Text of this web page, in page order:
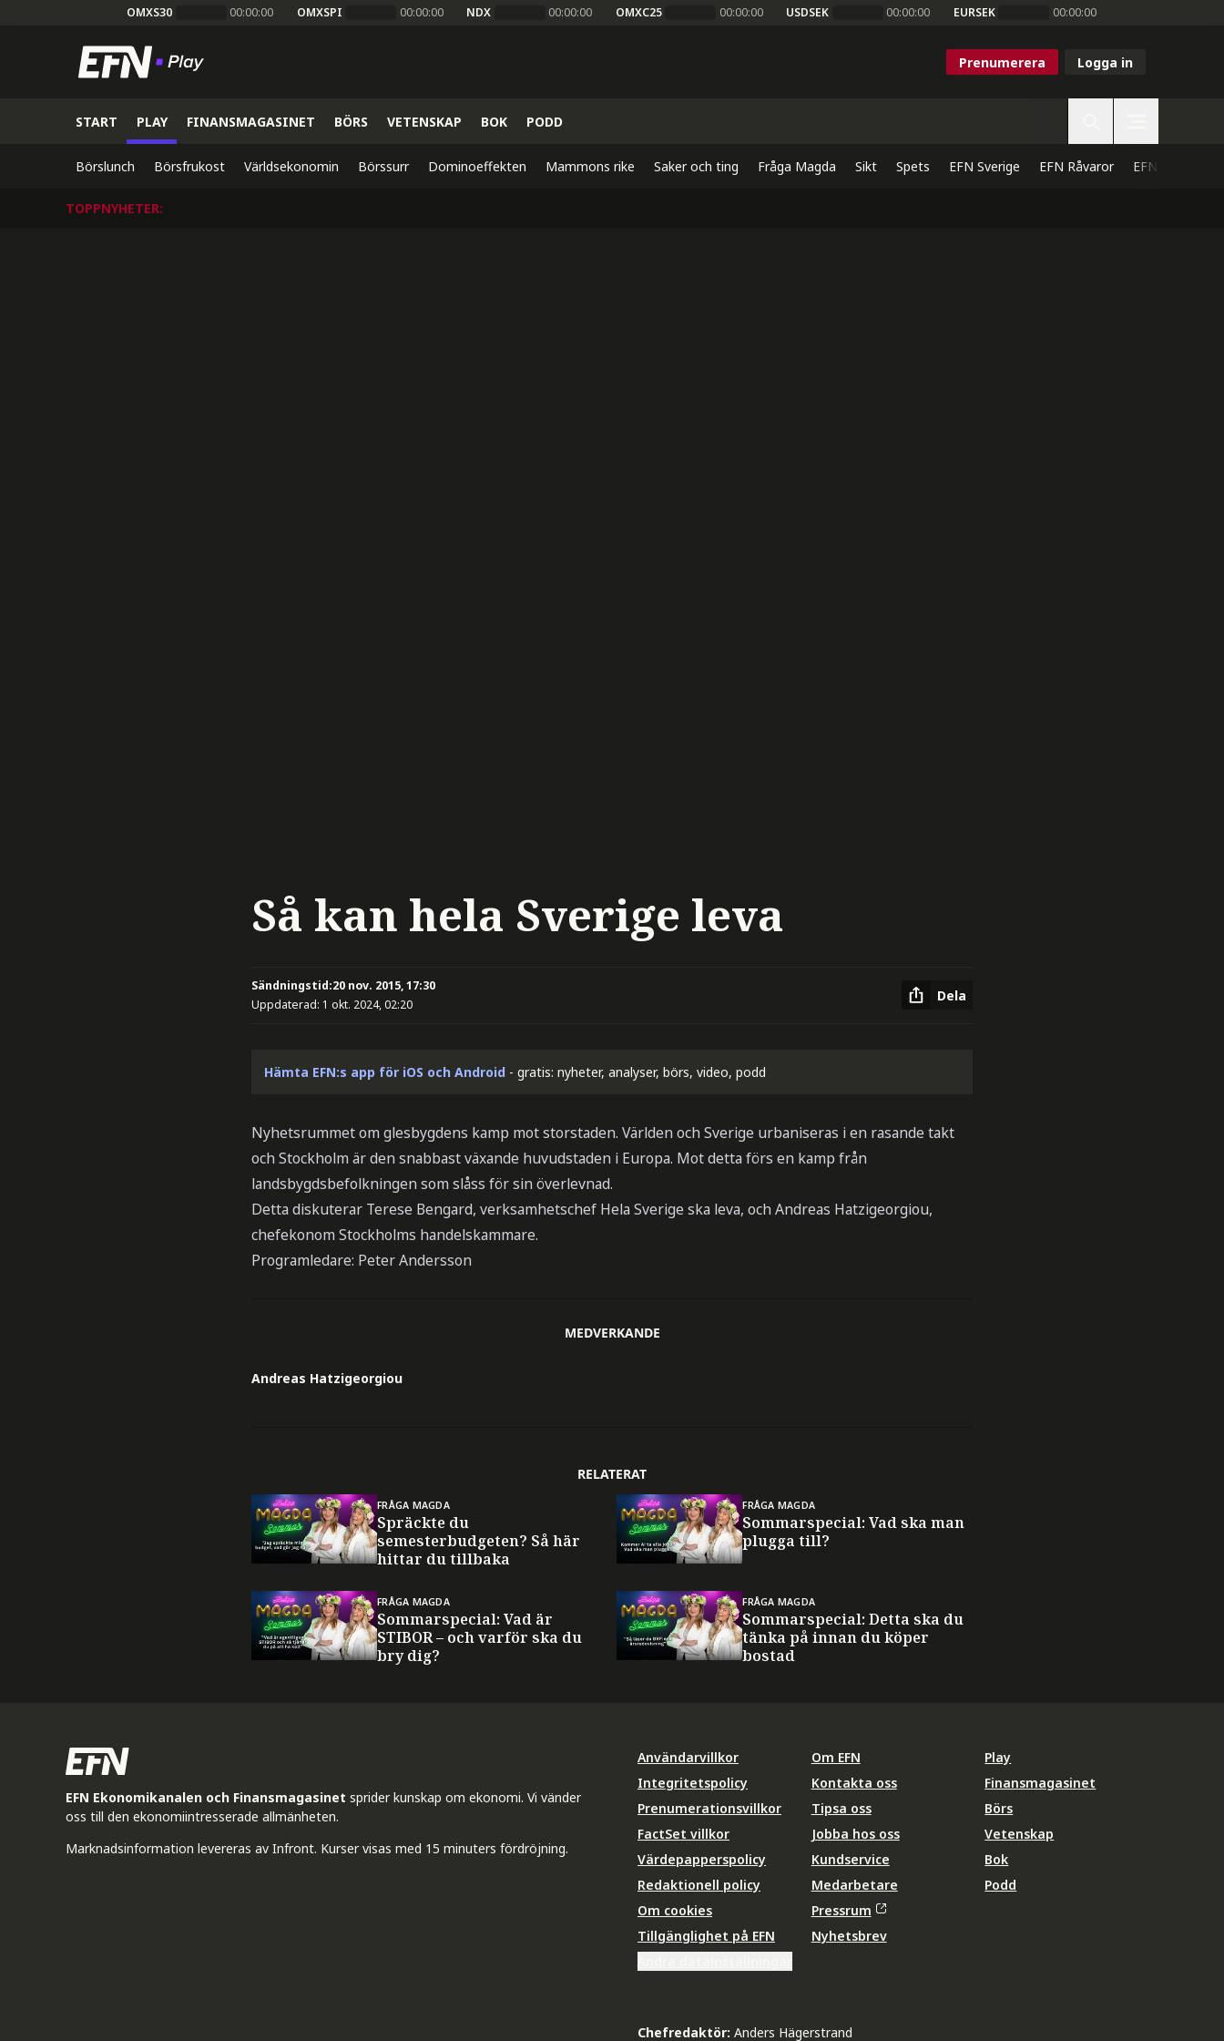
OMXS30 00:00:00 OMXSPI 00:00:00 NDX 00:00:00 OMXC25 00:00:00 USDSEK 00:00:00 EURSEK 00:00:00
Prenumerera Logga in
START PLAY FINANSMAGASINET BÖRS VETENSKAP BOK PODD
Börslunch Börsfrukost Världsekonomin Börssurr Dominoeffekten Mammons rike Saker och ting Fråga Magda Sikt Spets EFN Sverige EFN Råvaror EFN Direkt
TOPPNYHETER:
Så kan hela Sverige leva
Sändningstid:20 nov. 2015, 17:30
Uppdaterad: 1 okt. 2024, 02:20
Dela
Hämta EFN:s app för iOS och Android - gratis: nyheter, analyser, börs, video, podd
Nyhetsrummet om glesbygdens kamp mot storstaden. Världen och Sverige urbaniseras i en rasande takt
och Stockholm är den snabbast växande huvudstaden i Europa. Mot detta förs en kamp från
landsbygdsbefolkningen som slåss för sin överlevnad.
Detta diskuterar Terese Bengard, verksamhetschef Hela Sverige ska leva, och Andreas Hatzigeorgiou,
chefekonom Stockholms handelskammare.
Programledare: Peter Andersson
MEDVERKANDE
Andreas Hatzigeorgiou
RELATERAT
FRÅGA MAGDA
Spräckte du
semesterbudgeten? Så här
hittar du tillbaka
FRÅGA MAGDA
Sommarspecial: Vad ska man
plugga till?
FRÅGA MAGDA
Sommarspecial: Vad är
STIBOR – och varför ska du
bry dig?
FRÅGA MAGDA
Sommarspecial: Detta ska du
tänka på innan du köper
bostad
EFN Ekonomikanalen och Finansmagasinet sprider kunskap om ekonomi. Vi vänder
oss till den ekonomiintresserade allmänheten.
Marknadsinformation levereras av Infront. Kurser visas med 15 minuters fördröjning.
Användarvillkor
Integritetspolicy
Prenumerationsvillkor
FactSet villkor
Värdepapperspolicy
Redaktionell policy
Om cookies
Tillgänglighet på EFN
Om EFN
Kontakta oss
Tipsa oss
Jobba hos oss
Kundservice
Medarbetare
Pressrum
Nyhetsbrev
Play
Finansmagasinet
Börs
Vetenskap
Bok
Podd
Chefredaktör: Anders Hägerstrand